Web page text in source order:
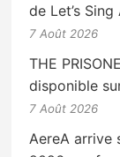
de Let’s
7 Août 2026
THE
disponible
7 Août 2026
AereA arrive